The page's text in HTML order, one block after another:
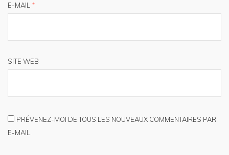
E-MAIL *
SITE WEB
PRÉVENEZ-MOI DE TOUS LES NOUVEAUX COMMENTAIRES PAR
E-MAIL.